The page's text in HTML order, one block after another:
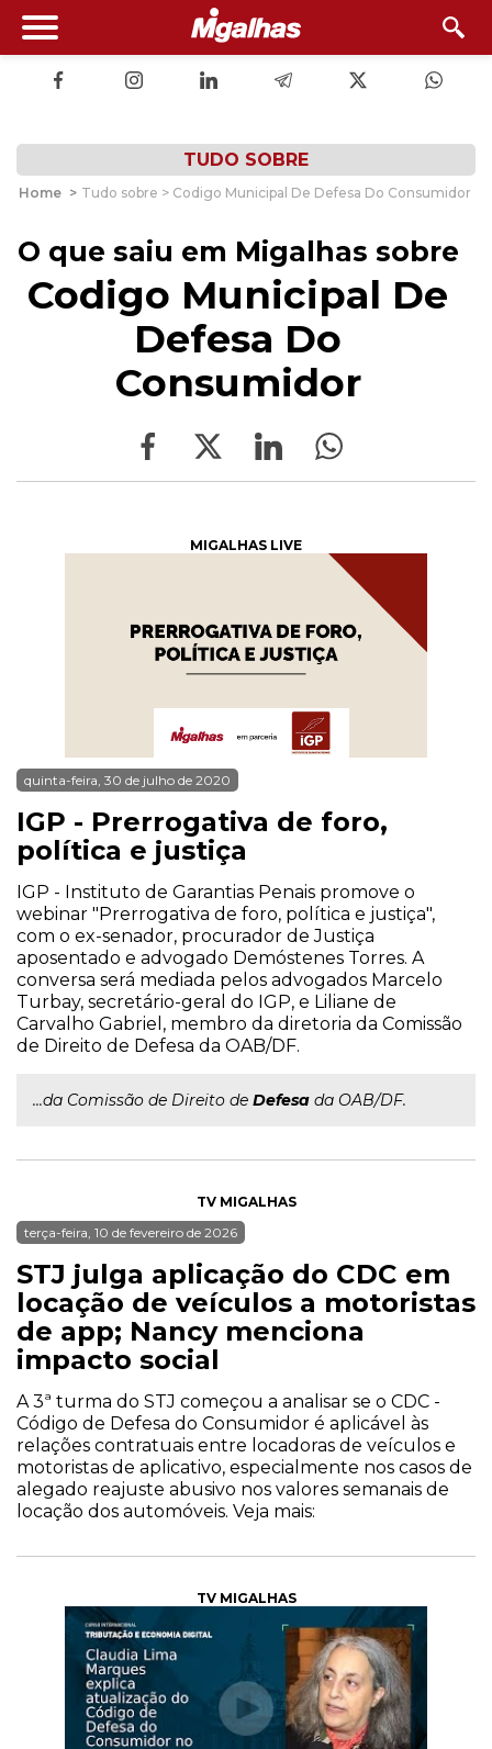
TUDO SOBRE
Home > Tudo sobre > Codigo Municipal De Defesa Do Consumidor
O que saiu em Migalhas sobre
Codigo Municipal De
Defesa Do
Consumidor
MIGALHAS LIVE
quinta-feira, 30 de julho de 2020
IGP - Prerrogativa de foro,
política e justiça
IGP - Instituto de Garantias Penais promove o
webinar "Prerrogativa de foro, política e justiça",
com o ex-senador, procurador de Justiça
aposentado e advogado Demóstenes Torres. A
conversa será mediada pelos advogados Marcelo
Turbay, secretário-geral do IGP, e Liliane de
Carvalho Gabriel, membro da diretoria da Comissão
de Direito de Defesa da OAB/DF.
...da Comissão de Direito de Defesa da OAB/DF.
TV MIGALHAS
terça-feira, 10 de fevereiro de 2026
STJ julga aplicação do CDC em
locação de veículos a motoristas
de app; Nancy menciona
impacto social
A 3ª turma do STJ começou a analisar se o CDC -
Código de Defesa do Consumidor é aplicável às
relações contratuais entre locadoras de veículos e
motoristas de aplicativo, especialmente nos casos de
alegado reajuste abusivo nos valores semanais de
locação dos automóveis. Veja mais:
TV MIGALHAS